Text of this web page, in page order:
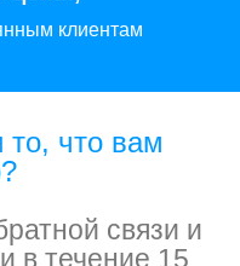
клиентам
что вам
связи и
в течение 15